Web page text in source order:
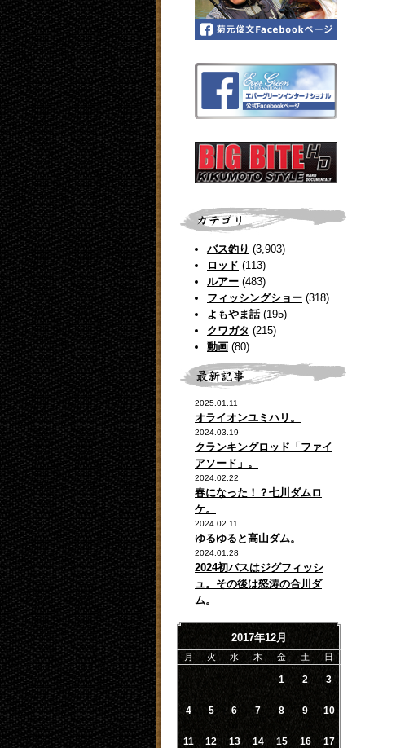
バス釣り (3,903)
ロッド (113)
ルアー (483)
フィッシングショー (318)
よもやま話(195)
クワガタ (215)
動画 (80)
2025.01.11
オライオンユミハリ。
2024.03.19
クランキングロッド「ファイ
アソード」。
2024.02.22
春になった！？七川ダムロ
ケ。
2024.02.11
ゆるゆると高山ダム。
2024.01.28
2024初バスはジグフィッシ
ュ。その後は怒涛の合川ダ
ム。
2017年12月
月 火 水 木 金 土 日
1 2 3
4 5 6 7 8 9 10
11 12 13 14 15 16 17